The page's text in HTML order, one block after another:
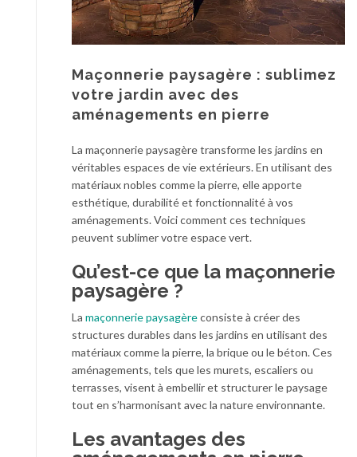
Maçonnerie paysagère : sublimez
votre jardin avec des
aménagements en pierre
La maçonnerie paysagère transforme les jardins en
véritables espaces de vie extérieurs. En utilisant des
matériaux nobles comme la pierre, elle apporte
esthétique, durabilité et fonctionnalité à vos
aménagements. Voici comment ces techniques
peuvent sublimer votre espace vert.
Qu’est-ce que la maçonnerie
paysagère ?
La maçonnerie paysagèreconsiste à créer des
structures durables dans les jardins en utilisant des
matériaux comme la pierre, la brique ou le béton. Ces
aménagements, tels que les murets, escaliers ou
terrasses, visent à embellir et structurer le paysage
tout en s’harmonisant avec la nature environnante.
Les avantages des